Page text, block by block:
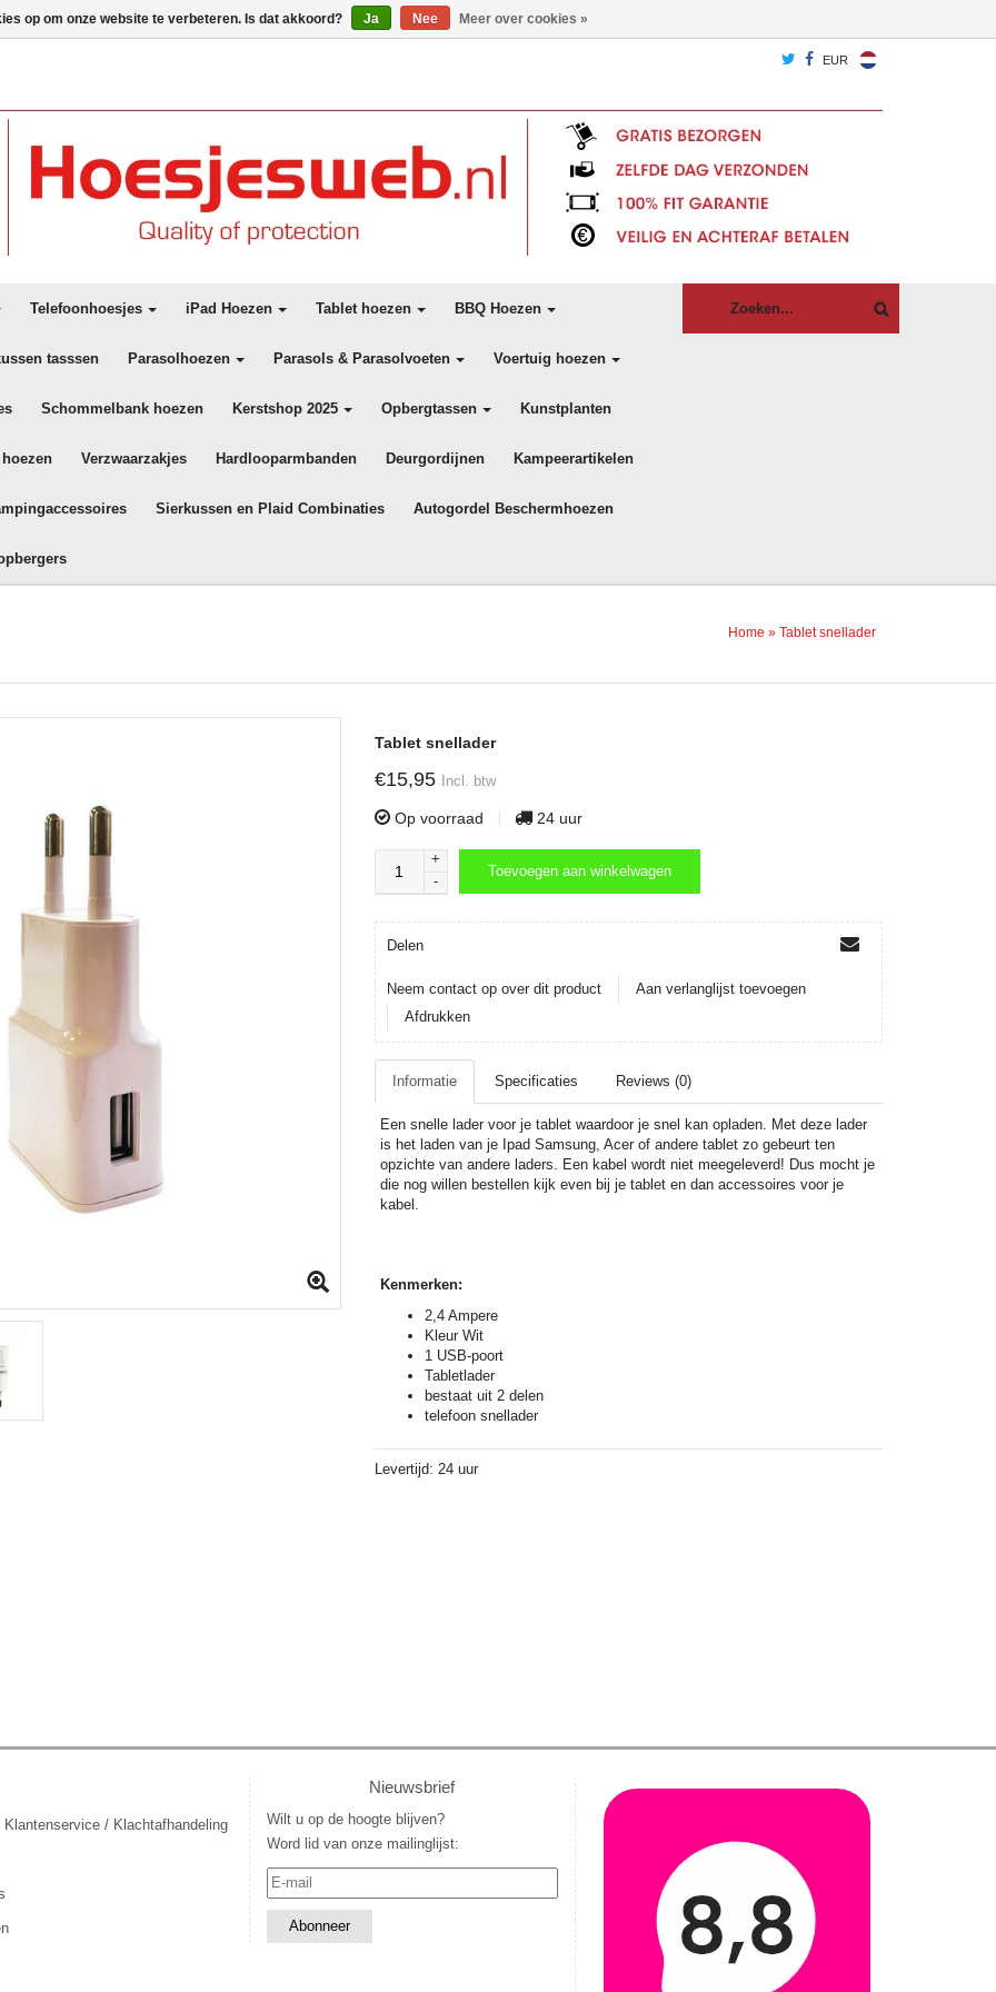
EUR
Telefoonhoesjes iPad Hoezen Tablet hoezen BBQ Hoezen
tasssen Parasolhoezen Parasols & Parasolvoeten Voertuig hoezen
Schommelbank hoezen Kerstshop 2025 Opbergtassen Kunstplanten
Verzwaarzakjes Hardlooparmbanden Deurgordijnen Kampeerartikelen
Sierkussen en Plaid Combinaties Autogordel Beschermhoezen
Home » Tablet snellader
Tablet snellader
€15,95 Incl. btw
Op voorraad 24 uur
+
-
Toevoegen aan winkelwagen
Delen
Neem contact op over dit product
Aan verlanglijst toevoegen
Afdrukken
Informatie Specificaties Reviews (0)
Een snelle lader voor je tablet waardoor je snel kan opladen. Met deze lader
is het laden van je Ipad Samsung, Acer of andere tablet zo gebeurt ten
opzichte van andere laders. Een kabel wordt niet meegeleverd! Dus mocht je
die nog willen bestellen kijk even bij je tablet en dan accessoires voor je
kabel.
Kenmerken:
2,4 Ampere
Kleur Wit
1 USB-poort
Tabletlader
bestaat uit 2 delen
telefoon snellader
Levertijd: 24 uur
/ Klachtafhandeling
Nieuwsbrief
Wilt u op de hoogte blijven?
Word lid van onze mailinglijst:
op om onze website te verbeteren. Is dat akkoord? Ja Nee Meer over cookies »